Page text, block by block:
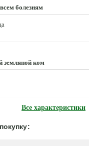
болезням
земляной ком
Все характеристики